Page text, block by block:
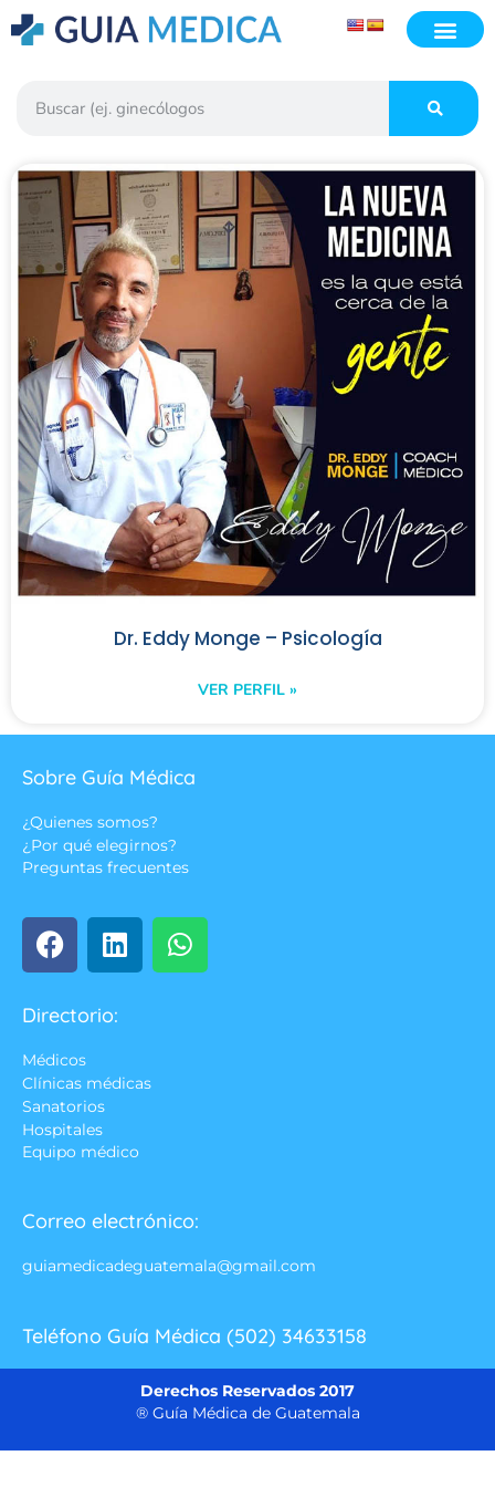
Dr. Eddy Monge – Psicología
VER PERFIL »
Sobre Guía Médica
¿Quienes somos?
¿Por qué elegirnos?
Preguntas frecuentes
Directorio:
Médicos
Clínicas médicas
Sanatorios
Hospitales
Equipo médico
Correo electrónico:
guiamedicadeguatemala@gmail.com
Teléfono Guía Médica (502) 34633158
Derechos Reservados 2017
® Guía Médica de Guatemala